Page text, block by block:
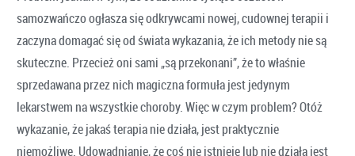
samozwańczo ogłasza się odkrywcami nowej, cudownej terapii i
zaczyna domagać się od świata wykazania, że ich metody nie są
skuteczne. Przecież oni sami „są przekonani”, że to właśnie
sprzedawana przez nich magiczna formuła jest jedynym
lekarstwem na wszystkie choroby. Więc w czym problem? Otóż
wykazanie, że jakaś terapia nie działa, jest praktycznie
niemożliwe. Udowadnianie, że coś nie istnieje lub nie działa jest